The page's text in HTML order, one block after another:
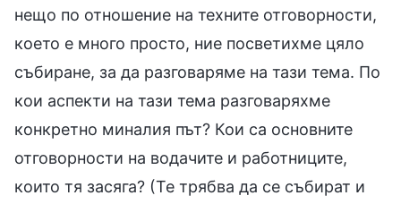
нещо по отношение на техните отговорности,
което е много просто, ние посветихме цяло
събиране, за да разговаряме на тази тема. По
кои аспекти на тази тема разговаряхме
конкретно миналия път? Кои са основните
отговорности на водачите и работниците,
които тя засяга? (Те трябва да се събират и